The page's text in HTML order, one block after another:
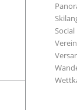
Verein